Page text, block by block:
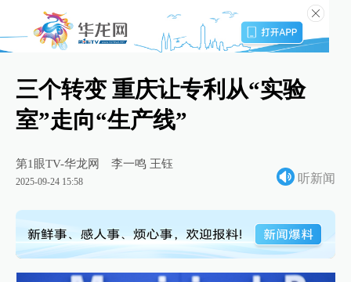
三个转变 重庆让专利从“实验
室”走向“生产线”
第1眼TV-华龙网 李一鸣 王钰
2025-09-24 15:58 听新闻